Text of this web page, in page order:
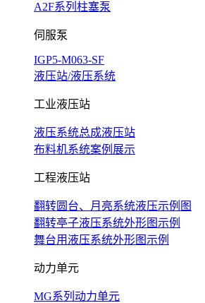
A2F系列柱塞泵
伺服泵
IGP5-M063-SF
液压站/液压系统
工业液压站
液压系统总成液压站
布料机系统案例展示
工程液压站
翻转圆台、月亮系统液压示例图
翻转亭子液压系统外形图示例
舞台用液压系统外形图示例
动力单元
MG系列动力单元